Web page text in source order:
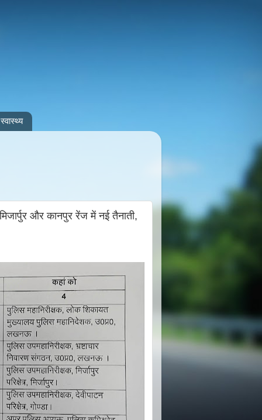
स्वास्थ्य
और कानपुर रेंज में नई तैनाती,